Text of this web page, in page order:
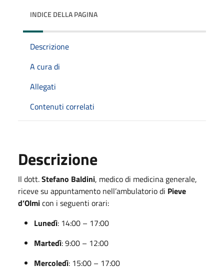
INDICE DELLA PAGINA
Descrizione
A cura di
Allegati
Contenuti correlati
Descrizione
Il dott.Stefano Baldini, medico di medicina generale,
riceve su appuntamento nell’ambulatorio di Pieve
d’Olmicon i seguenti orari:
Lunedì: 14:00 – 17:00
Martedì: 9:00 – 12:00
Mercoledì: 15:00 – 17:00